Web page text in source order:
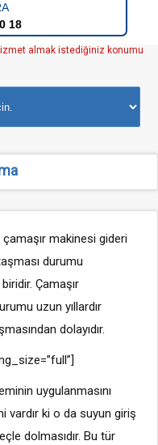
18
almak istediğiniz konumu
çamaşır makinesi gideri
durumu
Çamaşır
uzun yıllardır
dolayıdır.
uygulanmasını
vardır ki o da suyun giriş
dolmasıdır. Bu tür